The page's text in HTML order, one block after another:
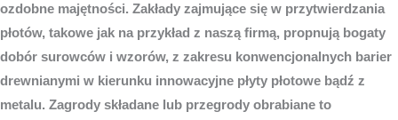
ozdobne majętności. Zakłady zajmujące się w przytwierdzania
płotów, takowe jak na przykład z naszą firmą, propnują bogaty
dobór surowców i wzorów, z zakresu konwencjonalnych barier
drewnianymi w kierunku innowacyjne płyty płotowe bądź z
metalu. Zagrody składane lub przegrody obrabiane to